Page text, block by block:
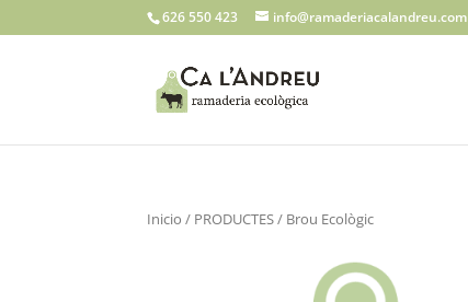
626 550 423 info@ramaderiacalandreu.com
Inicio / PRODUCTES/ Brou Ecològic